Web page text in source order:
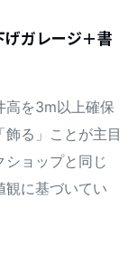
ガレージ＋書
高を3m以上確保
る」ことが主目
ショップと同じ
観に基づいてい